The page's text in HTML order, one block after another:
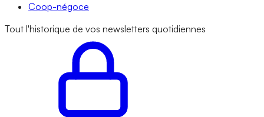
Coop-négoce
Tout l'historique de vos newsletters quotidiennes